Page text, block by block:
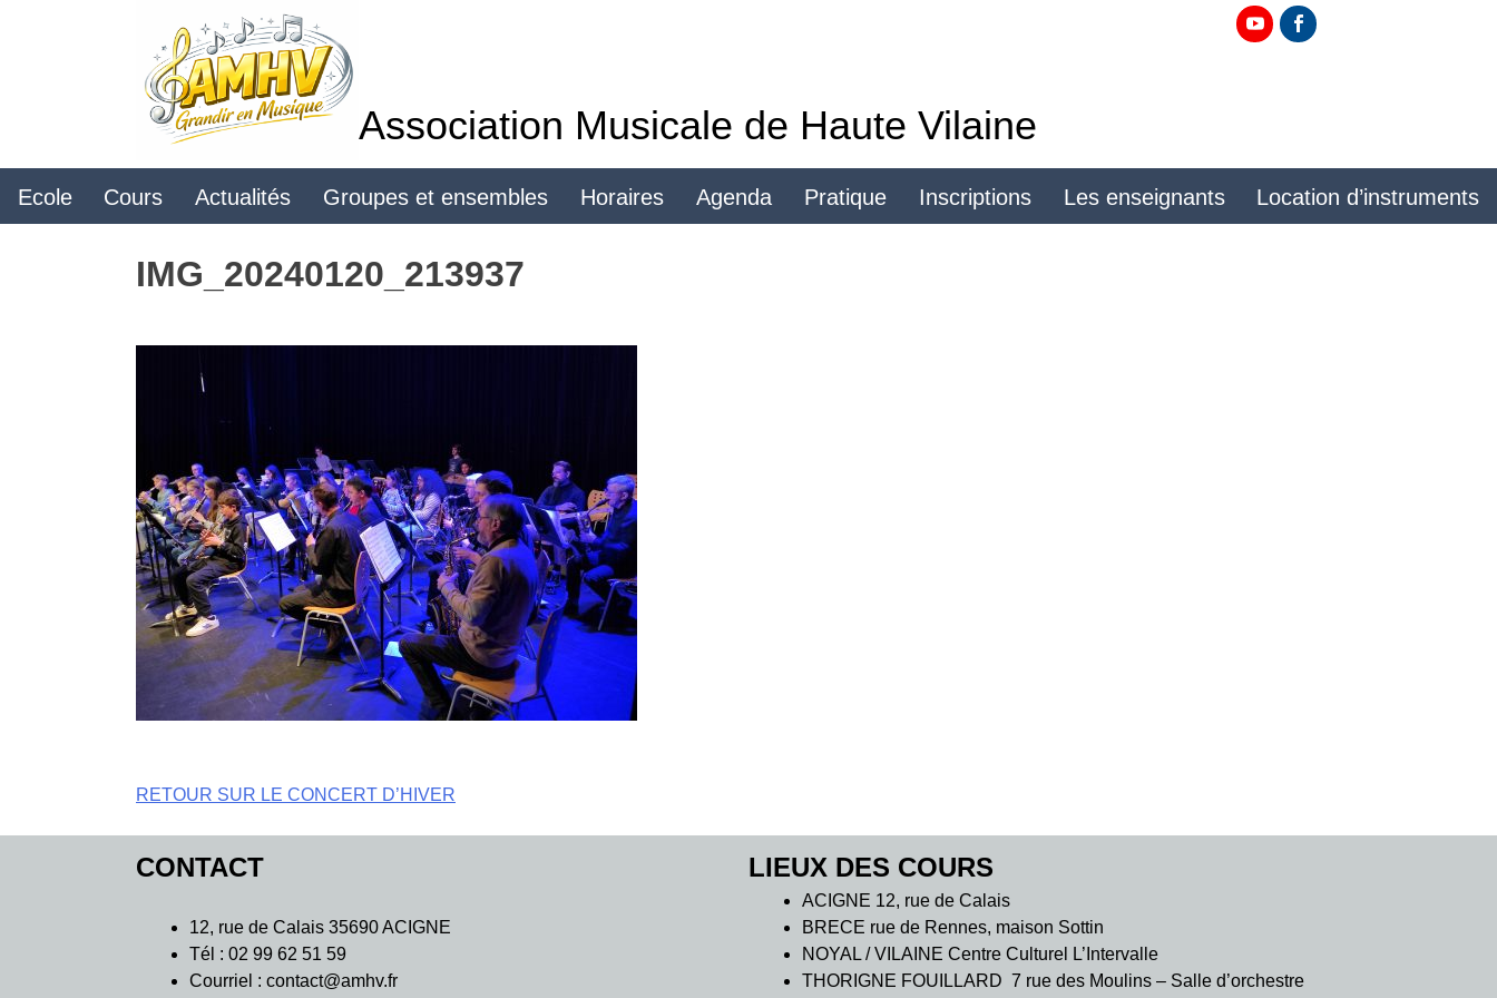
Association Musicale de Haute Vilaine
Ecole Cours Actualités Groupes et ensembles Horaires Agenda Pratique Inscriptions Les enseignants Location d’instruments
IMG_20240120_213937
Navigation
de
l’article
RETOUR SUR LE CONCERT D’HIVER
CONTACT
12, rue de Calais 35690 ACIGNE
Tél : 02 99 62 51 59
Courriel : contact@amhv.fr
LIEUX DES COURS
ACIGNE 12, rue de Calais
BRECE rue de Rennes, maison Sottin
NOYAL / VILAINE Centre Culturel L’Intervalle
THORIGNE FOUILLARD 7 rue des Moulins – Salle d’orchestre